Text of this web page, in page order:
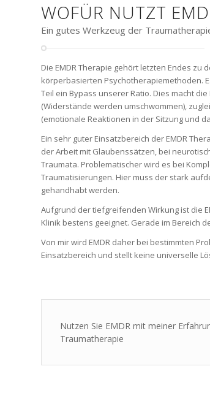
WOFÜR NUTZT
Ein gutes Werkzeug der
Die EMDR Therapie gehört letzten Endes zu
körperbasierten Psychotherapiemethoden.
Teil ein Bypass unserer Ratio. Dies macht
(Widerstände werden umschwommen),
(emotionale Reaktionen in der Sitzung und
Ein sehr guter Einsatzbereich der EMDR
der Arbeit mit Glaubenssätzen, bei
Traumata. Problematischer wird es bei
Traumatisierungen. Hier muss der stark
gehandhabt werden.
Aufgrund der tiefgreifenden Wirkung ist die
Klinik bestens geeignet. Gerade im Bereich
Von mir wird EMDR daher bei bestimmten
Einsatzbereich und stellt keine universelle
Nutzen Sie EMDR mit meiner
Traumatherapie